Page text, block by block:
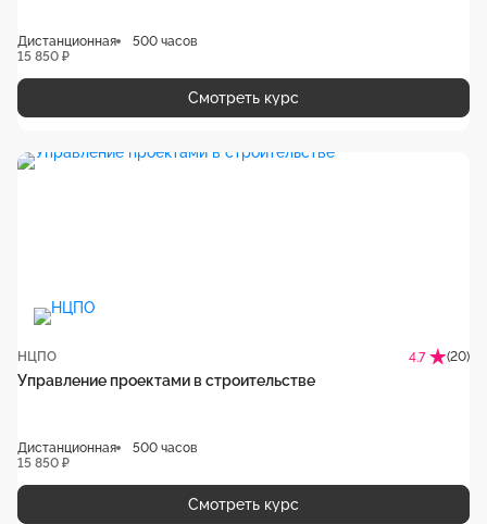
Дистанционная
500 часов
15 850 ₽
Смотреть курс
НЦПО 4.7 (20)
Управление проектами в строительстве
Дистанционная
500 часов
15 850 ₽
Смотреть курс